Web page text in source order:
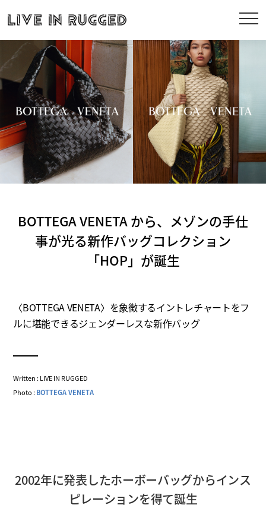
BOTTEGA VENETA から、メゾンの手仕
事が光る新作バッグコレクション
「HOP」が誕生
〈BOTTEGA VENETA〉を象徴するイントレチャートをフ
ルに堪能できるジェンダーレスな新作バッグ
Written : LIVE IN RUGGED
Photo :BOTTEGA VENETA
2002年に発表したホーボーバッグからインス
ピレーションを得て誕生